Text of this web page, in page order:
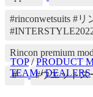
#rinconwetsuits #
Rincon premium
＃ #ウエットス
TOP/PRODUCT
TEAM/DEALERS